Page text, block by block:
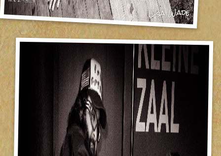
Lisa Wade